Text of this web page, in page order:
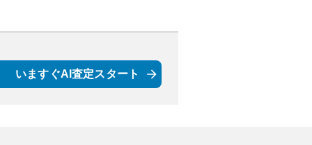
いますぐAI査定スタート